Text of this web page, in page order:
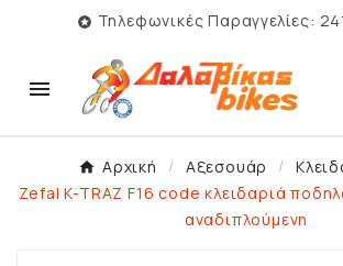
 Τηλεφωνικές Παραγγελίες:

Αρχική Αξεσουάρ
Zefal K-TRAZ F16 code κλειδαριά
αναδιπλούμενη